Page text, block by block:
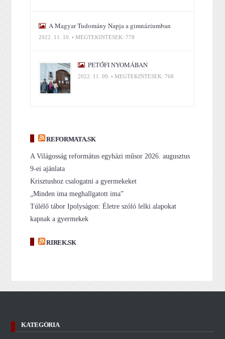
A Magyar Tudomány Napja a gimnáziumban
2022. 11. 10. • MEGTEKINTÉSEK: 778
PETŐFI NYOMÁBAN
2022. 11. 09. • MEGTEKINTÉSEK: 768
REFORMATA.SK
A Világosság református egyházi műsor 2026. augusztus
9-ei ajánlata
Krisztushoz csalogatni a gyermekeket
„Minden ima meghallgatott ima”
Túlélő tábor Ipolyságon: Életre szóló lelki alapokat
kapnak a gyermekek
RIREK.SK
KATEGÓRIA